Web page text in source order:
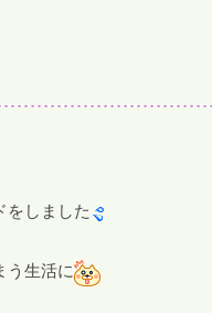
をしました
う生活に